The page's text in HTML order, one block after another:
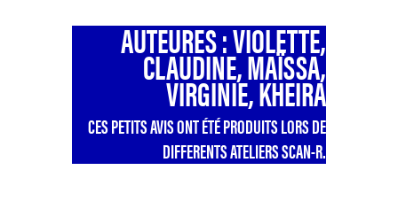
AUTEURES : VIOLETTE,
CLAUDINE, MAÏSSA,
VIRGINIE, KHEIRA
CES PETITS AVIS ONT ÉTÉ PRODUITS LORS DE
DIFFERENTS ATELIERS SCAN-R.